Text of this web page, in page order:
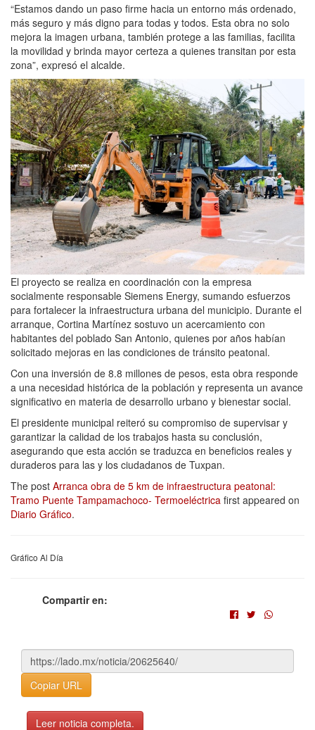
“Estamos dando un paso firme hacia un entorno más ordenado,
más seguro y más digno para todas y todos. Esta obra no solo
mejora la imagen urbana, también protege a las familias, facilita
la movilidad y brinda mayor certeza a quienes transitan por esta
zona”, expresó el alcalde.
El proyecto se realiza en coordinación con la empresa
socialmente responsable Siemens Energy, sumando esfuerzos
para fortalecer la infraestructura urbana del municipio. Durante el
arranque, Cortina Martínez sostuvo un acercamiento con
habitantes del poblado San Antonio, quienes por años habían
solicitado mejoras en las condiciones de tránsito peatonal.
Con una inversión de 8.8 millones de pesos, esta obra responde
a una necesidad histórica de la población y representa un avance
significativo en materia de desarrollo urbano y bienestar social.
El presidente municipal reiteró su compromiso de supervisar y
garantizar la calidad de los trabajos hasta su conclusión,
asegurando que esta acción se traduzca en beneficios reales y
duraderos para las y los ciudadanos de Tuxpan.
The post Arranca obra de 5 km de infraestructura peatonal:
Tramo Puente Tampamachoco- Termoeléctrica first appeared on
Diario Gráfico.
Gráfico Al Día
Compartir en:
Copiar URL
Leer noticia completa.